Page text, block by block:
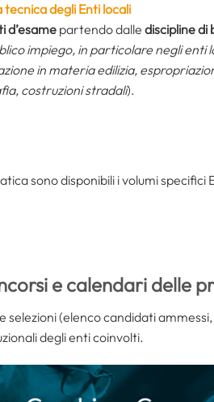
degli Enti locali
d’esame partendo dalle discipline di
impiego, in particolare negli enti
in materia edilizia,
costruzioni stradali).
sono disponibili i volumi specifici
e calendari delle
selezioni (elenco candidati
degli enti coinvolti.